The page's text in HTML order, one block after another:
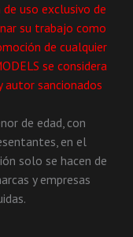
uso exclusivo de
su trabajo como
de cualquier
se considera
autor sancionados
de edad, con
en el
solo se hacen de
y empresas